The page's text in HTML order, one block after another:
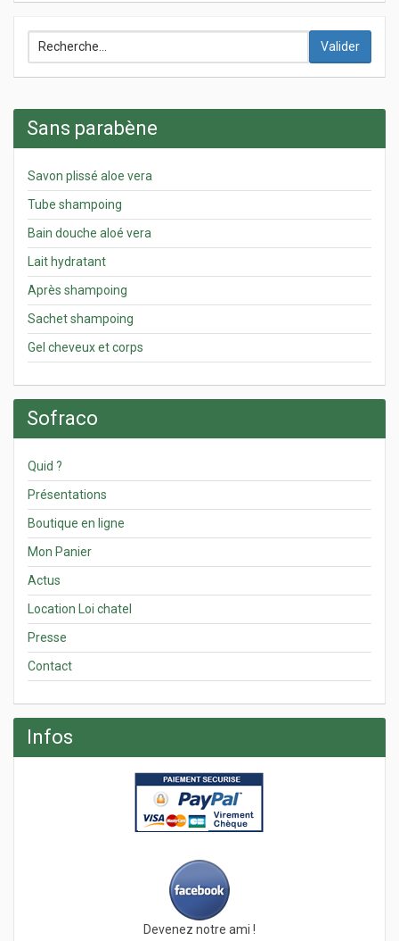
Valider
Sans parabène
Savon plissé aloe vera
Tube shampoing
Bain douche aloé vera
Lait hydratant
Après shampoing
Sachet shampoing
Gel cheveux et corps
Sofraco
Quid ?
Présentations
Boutique en ligne
Mon Panier
Actus
Location Loi chatel
Presse
Contact
Infos
Devenez notre ami !